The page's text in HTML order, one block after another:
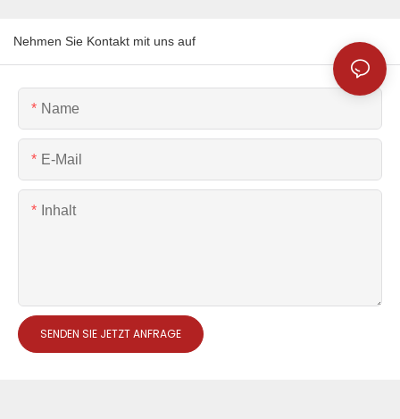
Nehmen Sie Kontakt mit uns auf
Name
E-Mail
Inhalt
SENDEN SIE JETZT ANFRAGE